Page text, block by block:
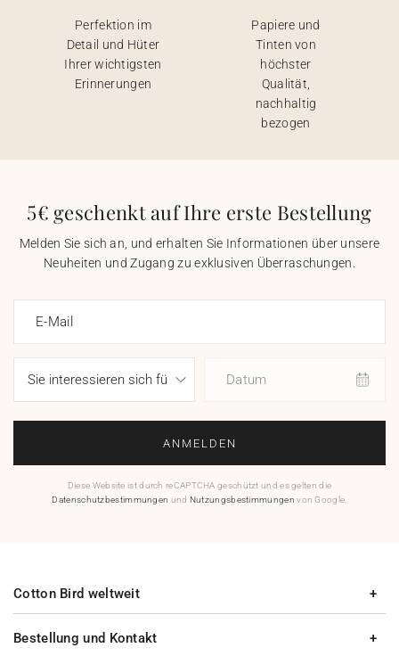
Perfektion im
Detail und Hüter
Ihrer wichtigsten
Erinnerungen
Papiere und
Tinten von
höchster
Qualität,
nachhaltig
bezogen
5€ geschenkt auf Ihre erste Bestellung
Melden Sie sich an, und erhalten Sie Informationen über unsere
Neuheiten und Zugang zu exklusiven Überraschungen.
E-Mail
Datum
ANMELDEN
Diese Website ist durch reCAPTCHA geschützt und es gelten die
Datenschutzbestimmungen und Nutzungsbestimmungen von Google.
Bestellung und Kontakt
Cotton Bird weltweit